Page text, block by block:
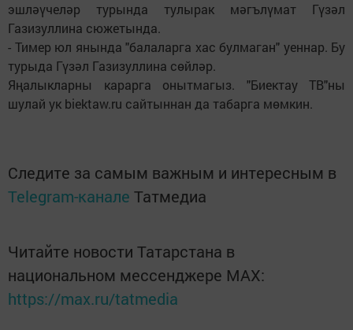
эшләүчеләр турында тулырак мәгълүмат Гүзәл
Газизуллина сюжетында.
- Тимер юл янында "балаларга хас булмаган" уеннар. Бу
турыда Гүзәл Газизуллина сөйләр.
Яңалыкларны карарга онытмагыз. "Биектау ТВ"ны
шулай ук biektaw.ru сайтыннан да табарга мөмкин.
Следите за самым важным и интересным в
Telegram-канале Татмедиа
Читайте новости Татарстана в
национальном мессенджере MАХ:
https://max.ru/tatmedia